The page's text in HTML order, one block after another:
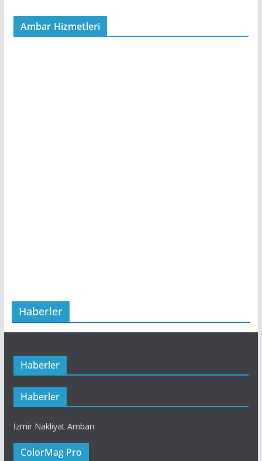
Ambar Hizmetleri
Haberler
Haberler
Haberler
İzmir Nakliyat Ambarı
ColorMag Pro